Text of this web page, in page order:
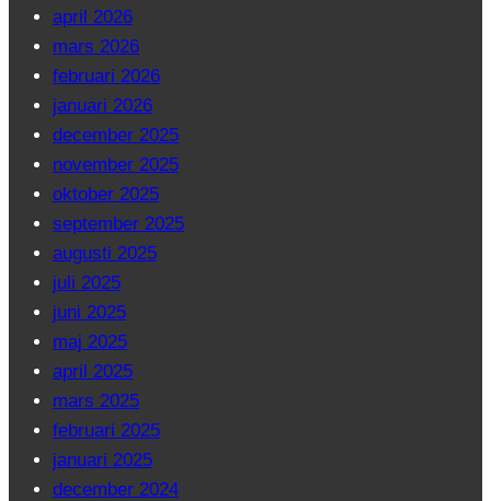
april 2026
mars 2026
februari 2026
januari 2026
december 2025
november 2025
oktober 2025
september 2025
augusti 2025
juli 2025
juni 2025
maj 2025
april 2025
mars 2025
februari 2025
januari 2025
december 2024